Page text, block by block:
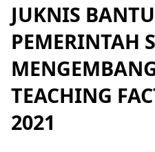
JUKNIS
PEMERINTAH
TEACHING
2021